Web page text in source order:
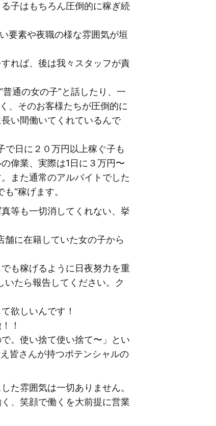
子はもちろん圧倒的に稼ぎ続
要素や夜職の様な雰囲気が垣
れば、後は我々スタッフが責
通の女の子”と話したり、一
、そのお客様たちが圧倒的に
い間働いてくれているんで
で日に２０万円以上稼ぐ子も
偉業、実際は1日に３万円〜
また通常のアルバイトでした
“稼げます。
等も一切消してくれない、挙
に在籍していた女の子から
も稼げるように日夜努力を重
たら報告してください。ク
欲しいんです！
！
。使い捨て使い捨て〜」とい
皆さんが持つポテンシャルの
た雰囲気は一切ありません。
、笑顔で働くを大前提に営業